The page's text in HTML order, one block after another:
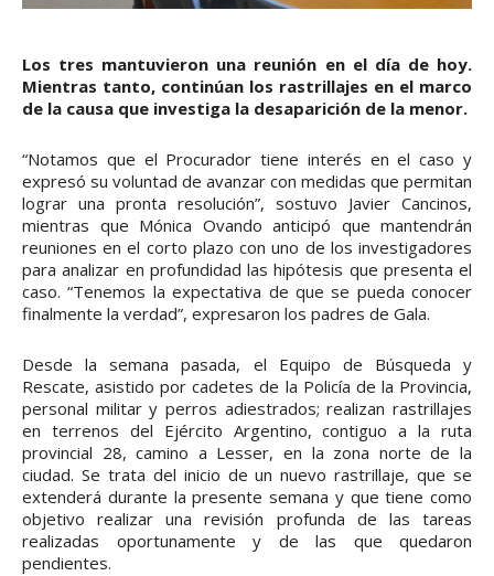
Los tres mantuvieron una reunión en el día de hoy.
Mientras tanto, continúan los rastrillajes en el marco
de la causa que investiga la desaparición de la menor.
“Notamos que el Procurador tiene interés en el caso y
expresó su voluntad de avanzar con medidas que permitan
lograr una pronta resolución”, sostuvo Javier Cancinos,
mientras que Mónica Ovando anticipó que mantendrán
reuniones en el corto plazo con uno de los investigadores
para analizar en profundidad las hipótesis que presenta el
caso. “Tenemos la expectativa de que se pueda conocer
finalmente la verdad”, expresaron los padres de Gala.
Desde la semana pasada, el Equipo de Búsqueda y
Rescate, asistido por cadetes de la Policía de la Provincia,
personal militar y perros adiestrados; realizan rastrillajes
en terrenos del Ejército Argentino, contiguo a la ruta
provincial 28, camino a Lesser, en la zona norte de la
ciudad. Se trata del inicio de un nuevo rastrillaje, que se
extenderá durante la presente semana y que tiene como
objetivo realizar una revisión profunda de las tareas
realizadas oportunamente y de las que quedaron
pendientes.